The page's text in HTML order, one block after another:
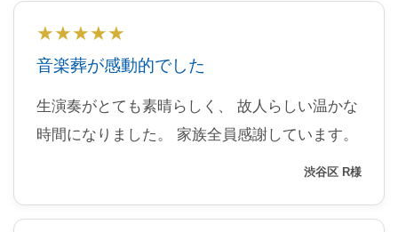
★★★★★
音楽葬が感動的でした
生演奏がとても素晴らしく、 故人らしい温かな
時間になりました。 家族全員感謝しています。
渋谷区 R様